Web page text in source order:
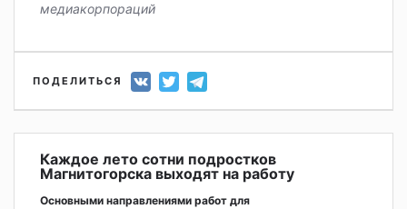
медиакорпораций
ПОДЕЛИТЬСЯ
Каждое лето сотни подростков
Магнитогорска выходят на работу
Основными направлениями работ для